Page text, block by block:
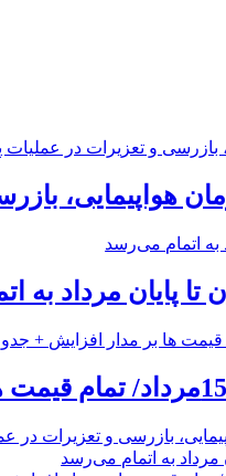
هواپیمایی،
تا پایان مرداد به
بازرسی و تعزیرات در
مرداد به اتمام می‌رسد